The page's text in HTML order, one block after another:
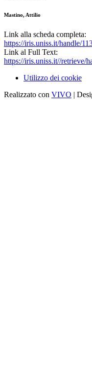
Mastino, Attilio
Link alla scheda completa:
https://iris.uniss.it/handle/
Link al Full Text:
https://iris.uniss.it//retrieve/
Utilizzo dei cookie
Realizzato con VIVO |